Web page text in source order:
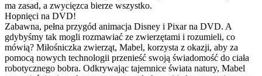
ma zasad, a zwycięzca bierze wszystko.
Hopnięci na DVD!
Zabawna, pełna przygód animacja Disney i Pixar na DVD. A
gdybyśmy tak mogli rozmawiać ze zwierzętami i rozumieli, co
mówią? Miłośniczka zwierząt, Mabel, korzysta z okazji, aby za
pomocą nowych technologii przenieść swoją świadomość do ciała
robotycznego bobra. Odkrywając tajemnice świata natury, Mabel